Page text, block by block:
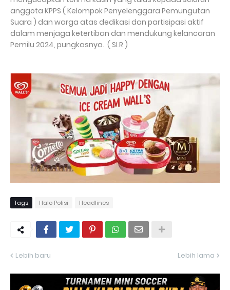
anggota KPPS ( Kelompok Penyelenggara Pemungutan
Suara ) dan warga atas dedikasi dan partisipasi aktif
dalam menjaga ketertiban dan mendukung kelancaran
Pemilu 2024, pungkasnya. ( SLR )
Tags Halo Polisi Headlines
Lebih baru Lebih lama